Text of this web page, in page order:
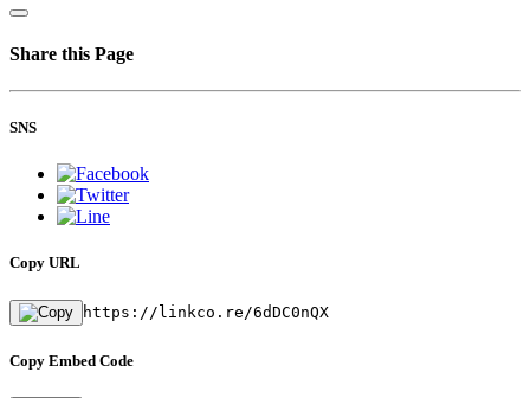
Share this Page
SNS
Copy URL
https://linkco.re/6dDC0nQX
Copy Embed Code